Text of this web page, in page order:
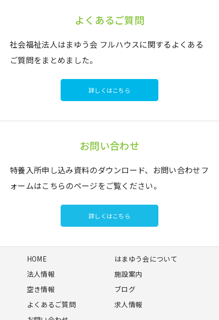
よくあるご質問
社会福祉法人はまゆう会 フルハウスに関するよくある
ご質問をまとめました。
詳しくはこちら
お問い合わせ
特養入所申し込み資料のダウンロード、お問い合わせフ
ォームはこちらのページをご覧ください。
詳しくはこちら
HOME
はまゆう会について
法人情報
施設案内
空き情報
ブログ
よくあるご質問
求人情報